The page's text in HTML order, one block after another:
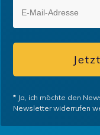
* Ja, ich möchte den
Newsletter widerrufen